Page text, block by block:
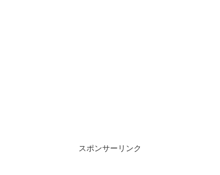
スポンサーリンク